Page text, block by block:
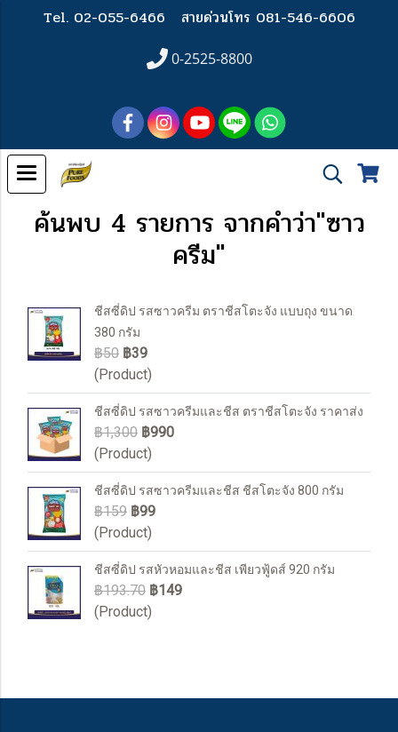
Tel. 02-055-6466 สายด่วนโทร 081-546-6606
0-2525-8800
ค้นพบ 4 รายการ จากคำว่า"ซาว
ครีม"
ชีสซี่ดิป รสซาวครีม ตราชีสโตะจัง แบบถุง ขนาด
380 กรัม
฿50 ฿39
(Product)
ชีสซี่ดิป รสซาวครีมและชีส ตราชีสโตะจัง ราคาส่ง
฿1,300 ฿990
(Product)
ชีสซี่ดิป รสซาวครีมและชีส ชีสโตะจัง 800 กรัม
฿159 ฿99
(Product)
ชีสซี่ดิป รสหัวหอมและชีส เพียวฟู้ดส์ 920 กรัม
฿193.70 ฿149
(Product)